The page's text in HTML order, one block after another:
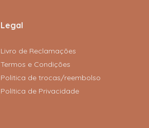
Legal
Livro de Reclamações
Termos e Condições
Politica de trocas/reembolso
Política de Privacidade